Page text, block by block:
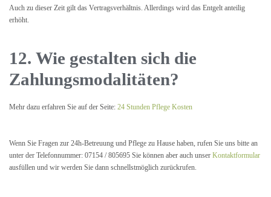
Auch zu dieser Zeit gilt das Vertragsverhältnis. Allerdings wird das Entgelt anteilig
erhöht.
12. Wie gestalten sich die
Zahlungsmodalitäten?
Mehr dazu erfahren Sie auf der Seite: 24 Stunden Pflege Kosten
Wenn Sie Fragen zur 24h-Betreuung und Pflege zu Hause haben, rufen Sie uns bitte an
unter der Telefonnummer: 07154 / 805695 Sie können aber auch unser Kontaktformular
ausfüllen und wir werden Sie dann schnellstmöglich zurückrufen.